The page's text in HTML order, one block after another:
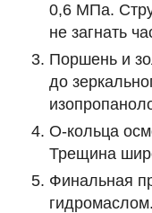
0,6 МПа.
не загнать
Поршень и
до
О-кольца
Трещина
Финальная